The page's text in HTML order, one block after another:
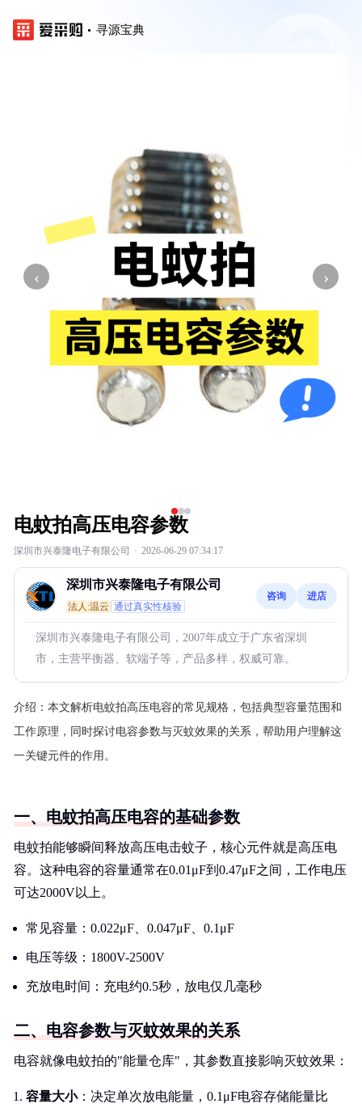
寻源宝典
‹ ›
电蚊拍高压电容参数
深圳市兴泰隆电子有限公司 · 2026-06-29 07:34:17
深圳市兴泰隆电子有限公司
法人:温云 通过真实性核验
咨询 进店
深圳市兴泰隆电子有限公司，2007年成立于广东省深圳
市，主营平衡器、软端子等，产品多样，权威可靠。
介绍： 本文解析电蚊拍高压电容的常见规格，包括典型容量范围和
工作原理，同时探讨电容参数与灭蚊效果的关系，帮助用户理解这
一关键元件的作用。
一、电蚊拍高压电容的基础参数
电蚊拍能够瞬间释放高压电击蚊子，核心元件就是高压电
容。这种电容的容量通常在0.01μF到0.47μF之间，工作电压
可达2000V以上。
常见容量：0.022μF、0.047μF、0.1μF
电压等级：1800V-2500V
充放电时间：充电约0.5秒，放电仅几毫秒
二、电容参数与灭蚊效果的关系
电容就像电蚊拍的"能量仓库"，其参数直接影响灭蚊效果：
容量大小：决定单次放电能量，0.1μF电容存储能量比